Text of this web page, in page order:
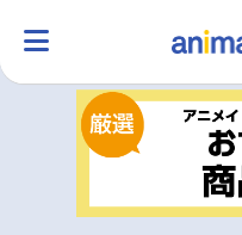
ランキング